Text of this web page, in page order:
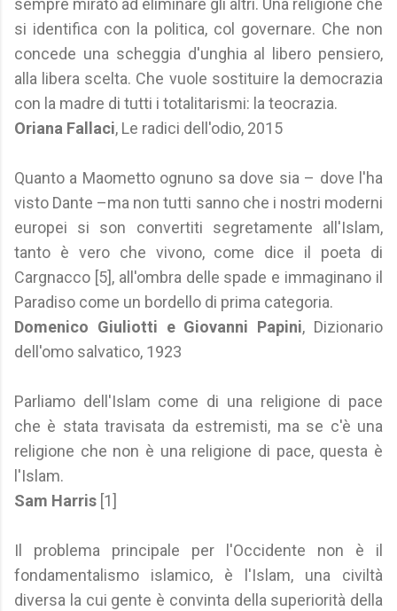
sempre mirato ad eliminare gli altri. Una religione che
si identifica con la politica, col governare. Che non
concede una scheggia d'unghia al libero pensiero,
alla libera scelta. Che vuole sostituire la democrazia
con la madre di tutti i totalitarismi: la teocrazia.
Oriana Fallaci, Le radici dell'odio, 2015
Quanto a Maometto ognuno sa dove sia – dove l'ha
visto Dante –ma non tutti sanno che i nostri moderni
europei si son convertiti segretamente all'Islam,
tanto è vero che vivono, come dice il poeta di
Cargnacco [5], all'ombra delle spade e immaginano il
Paradiso come un bordello di prima categoria.
Domenico Giuliotti e Giovanni Papini, Dizionario
dell'omo salvatico, 1923
Parliamo dell'Islam come di una religione di pace
che è stata travisata da estremisti, ma se c'è una
religione che non è una religione di pace, questa è
l'Islam.
Sam Harris [1]
Il problema principale per l'Occidente non è il
fondamentalismo islamico, è l'Islam, una civiltà
diversa la cui gente è convinta della superiorità della